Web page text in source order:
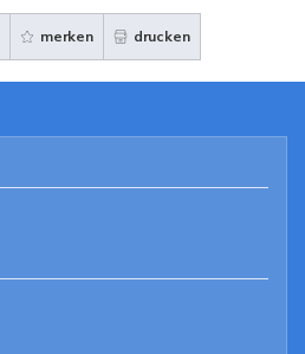
merken drucken